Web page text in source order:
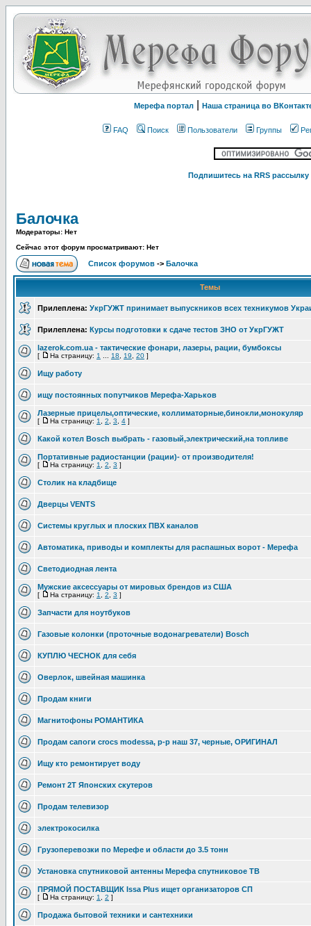
Мерефа портал Наша страница во
FAQ Поиск Пользователи Группы
Подпишитесь на RRS
Балочка
Модераторы: Нет
Сейчас этот форум просматривают: Нет
Список форумов -> Балочка
Темы
Прилеплена: УкрГУЖТ принимает выпускников всех техникумов
Прилеплена: Курсы подготовки к сдаче тестов ЗНО от УкрГУЖТ
lazerok.com.ua - тактические фонари, лазеры, рации, бумбоксы
[ На страницу: 1 18 19 20 ]
Ищу работу
ищу постоянных попутчиков Мерефа-Харьков
Лазерные прицелы,оптические, коллиматорные,бинокли,монокуляр
[ На страницу: 1 2 3 4 ]
Какой котел Bosch выбрать - газовый,электрический,на топливе
Портативные радиостанции (рации)- от производителя!
[ На страницу: 1 2 3 ]
Столик на кладбище
Дверцы VENTS
Системы круглых и плоских ПВХ каналов
Автоматика, приводы и комплекты для распашных ворот - Мерефа
Светодиодная лента
Мужские аксессуары от мировых брендов из США
[ На страницу: 1 2 3 ]
Запчасти для ноутбуков
Газовые колонки (проточные водонагреватели) Bosch
КУПЛЮ ЧЕСНОК для себя
Оверлок, швейная машинка
Продам книги
Магнитофоны РОМАНТИКА
Продам сапоги crocs modessa, р-р наш 37, черные, ОРИГИНАЛ
Ищу кто ремонтирует воду
Ремонт 2T Японских скутеров
Продам телевизор
электрокосилка
Грузоперевозки по Мерефе и области до 3.5 тонн
Установка спутниковой антенны Мерефа спутниковое ТВ
ПРЯМОЙ ПОСТАВЩИК Issa Plus ищет организаторов СП
[ На страницу: 1 2 ]
Продажа бытовой техники и сантехники